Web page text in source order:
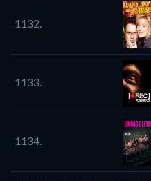
1132.
1133.
1134.